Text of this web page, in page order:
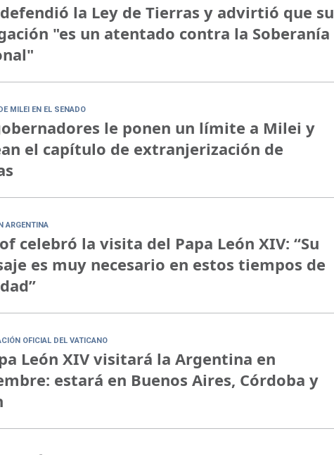
la Ley de Tierras y advirtió que su
"es un atentado contra la Soberanía
MILEI EN EL SENADO
le ponen un límite a Milei y
el capítulo de extranjerización de
ARGENTINA
celebró la visita del Papa León XIV: “Su
es muy necesario en estos tiempos de
OFICIAL DEL VATICANO
León XIV visitará la Argentina en
estará en Buenos Aires, Córdoba y